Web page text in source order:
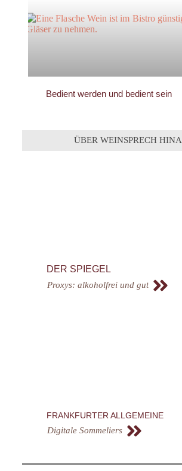
Bedient werden und bedient sein
ÜBER WEINSPRECH
DER SPIEGEL
Proxys: alkoholfrei und gut
FRANKFURTER ALLGEMEINE
Digitale Sommeliers